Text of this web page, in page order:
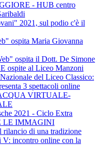
- HUB centro
2021, sul podio c'è il
ospita Maria Giovanna
ospita il Dott. De Simone
ospite al Liceo Manzoni
del Liceo Classico:
3 spettacoli online
VIRTUALE-
2021 - Ciclo Extra
LE IMMAGINI
rilancio di una tradizione
V: incontro online con la